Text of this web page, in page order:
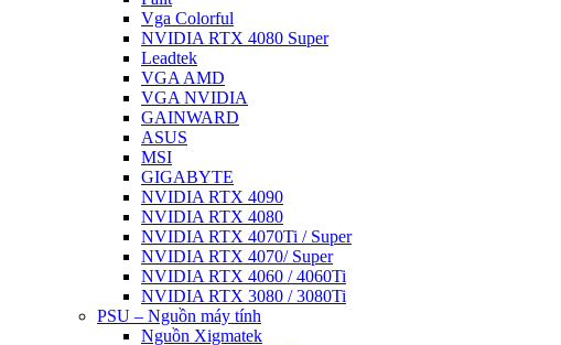
Vga Colorful
NVIDIA RTX 4080 Super
Leadtek
VGA AMD
VGA NVIDIA
GAINWARD
ASUS
MSI
GIGABYTE
NVIDIA RTX 4090
NVIDIA RTX 4080
NVIDIA RTX 4070Ti / Super
NVIDIA RTX 4070/ Super
NVIDIA RTX 4060 / 4060Ti
NVIDIA RTX 3080 / 3080Ti
PSU – Nguồn máy tính
Nguồn Xigmatek